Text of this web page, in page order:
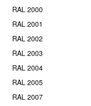
RAL 2000
RAL 2001
RAL 2002
RAL 2003
RAL 2004
RAL 2005
RAL 2007